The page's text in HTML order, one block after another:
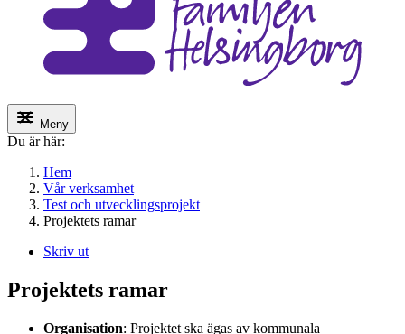
Meny
Du är här:
Hem
Vår verksamhet
Test och utvecklingsprojekt
Projektets ramar
Skriv ut
Projektets ramar
Organisation: Projektet ska ägas av kommunala